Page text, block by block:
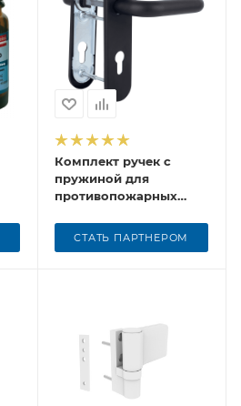
Комплект ручек с
пружиной для
противопожарных
СТАТЬ ПАРТНЕРОМ